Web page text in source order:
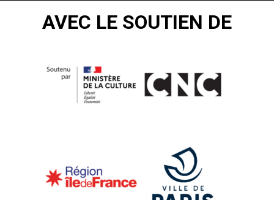
AVEC LE SOUTIEN DE